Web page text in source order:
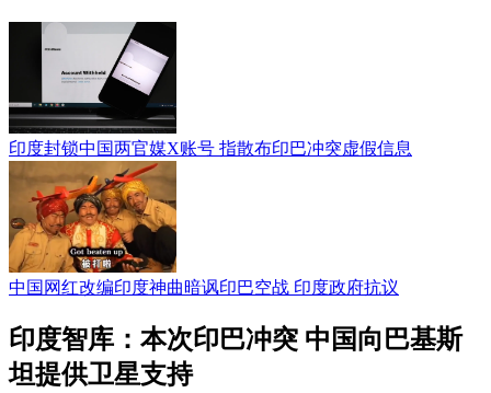
印度封锁中国两官媒X账号 指散布印巴冲突虚假信息
中国网红改编印度神曲暗讽印巴空战 印度政府抗议
印度智库：本次印巴冲突 中国向巴基斯
坦提供卫星支持